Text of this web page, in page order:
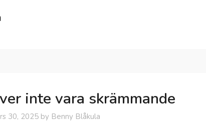
inte vara skrämmande
30, 2025 by Benny Blåkula